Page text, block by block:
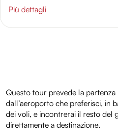
Più dettagli
Questo tour prevede la
dall’aeroporto che preferisci, in
dei voli, e incontrerai il resto del
direttamente a destinazione.